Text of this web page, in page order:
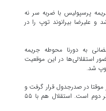
جریمه پرسپولیس با ضربه سر نه
علیرضا بیرانوند توپ را در
رمضانی به دورنا محوطه جریمه
استقلالی‌ها در این موقعیت
شد.
پرسپولیس با ۵۷ امتیاز موقتا در صدرجدول قرار گرفت و
سپاهان با ۵۵ امتیاز و یک بازی کمتر دوم است. استقلال هم با ۵۵